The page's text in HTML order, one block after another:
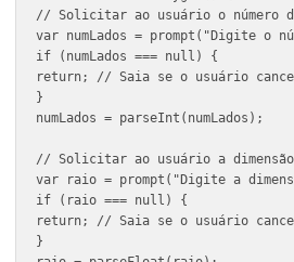
Adobe Illustrator:
#target illustrator
// Solicitar ao usuário o
var numLados =
if (numLados === null) {
return; // Saia se o usuário